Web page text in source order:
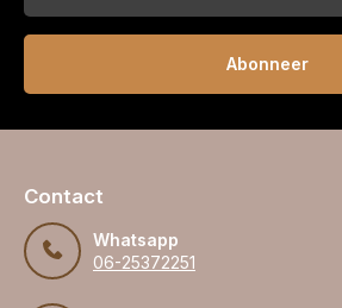
Abonneer
Contact
Whatsapp
06-25372251